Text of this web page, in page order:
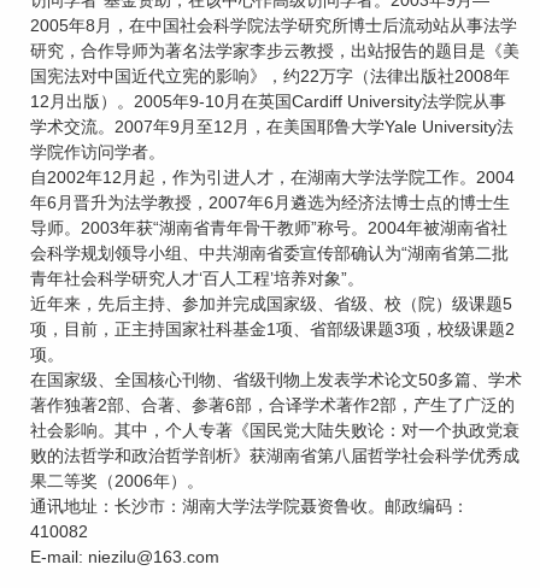
2005年8月，在中国社会科学院法学研究所博士后流动站从事法学
研究，合作导师为著名法学家李步云教授，出站报告的题目是《美
国宪法对中国近代立宪的影响》，约22万字（法律出版社2008年
12月出版）。2005年9-10月在英国Cardiff University法学院从事
学术交流。2007年9月至12月，在美国耶鲁大学Yale University法
学院作访问学者。
自2002年12月起，作为引进人才，在湖南大学法学院工作。2004
年6月晋升为法学教授，2007年6月遴选为经济法博士点的博士生
导师。2003年获“湖南省青年骨干教师”称号。2004年被湖南省社
会科学规划领导小组、中共湖南省委宣传部确认为“湖南省第二批
青年社会科学研究人才‘百人工程’培养对象”。
近年来，先后主持、参加并完成国家级、省级、校（院）级课题5
项，目前，正主持国家社科基金1项、省部级课题3项，校级课题2
项。
在国家级、全国核心刊物、省级刊物上发表学术论文50多篇、学术
著作独著2部、合著、参著6部，合译学术著作2部，产生了广泛的
社会影响。其中，个人专著《国民党大陆失败论：对一个执政党衰
败的法哲学和政治哲学剖析》获湖南省第八届哲学社会科学优秀成
果二等奖（2006年）。
通讯地址：长沙市：湖南大学法学院聂资鲁收。邮政编码：
410082
E-mail: niezilu@163.com